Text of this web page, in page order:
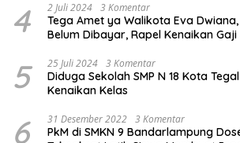
4 2 Juli 2024 3 Komentar
Tega Amet ya Walikota Eva Dwiana,
Belum Dibayar, Rapel Kenaikan
5 25 Juli 2024 3 Komentar
Diduga Sekolah SMP N 18 Kota
Kenaikan Kelas
6 31 Desember 2022 3 Komentar
PkM di SMKN 9 Bandarlampung